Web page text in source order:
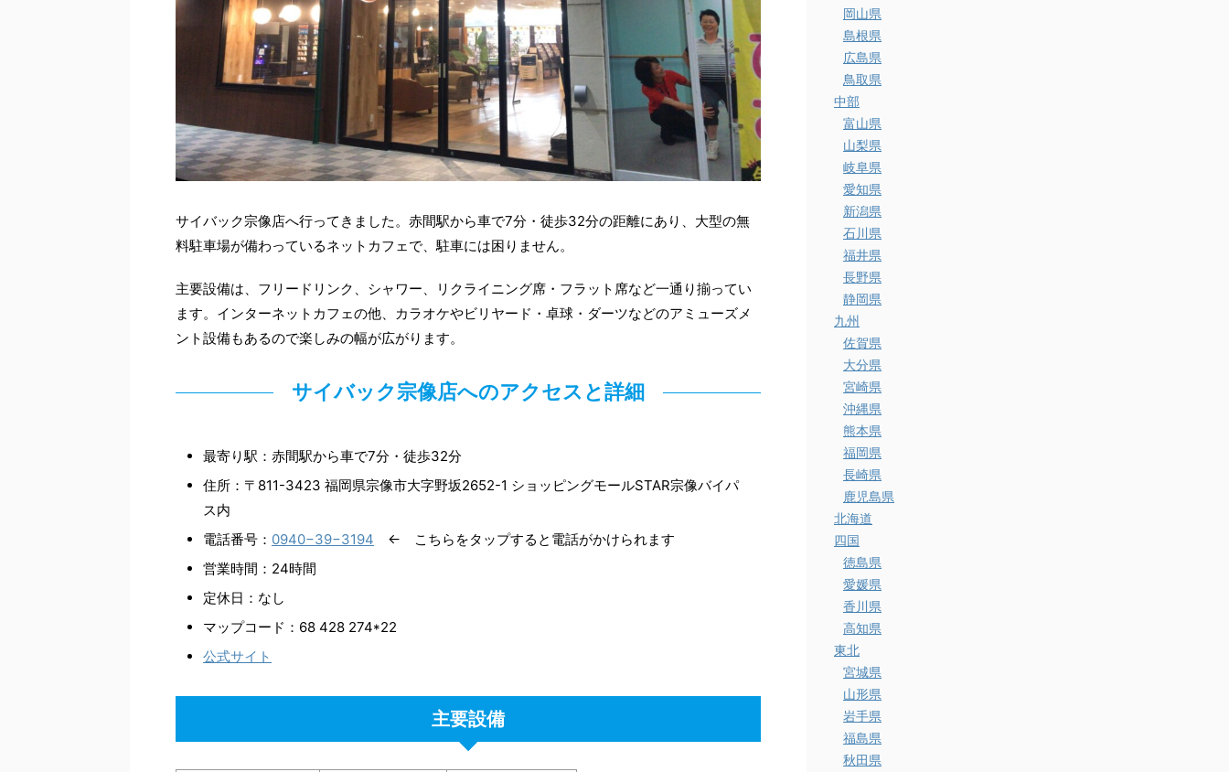
サイバック宗像店へ行ってきました。赤間駅から車で7分・徒歩32分の距離にあり、大型の無
料駐車場が備わっているネットカフェで、駐車には困りません。
主要設備は、フリードリンク、シャワー、リクライニング席・フラット席など一通り揃ってい
ます。インターネットカフェの他、カラオケやビリヤード・卓球・ダーツなどのアミューズメ
ント設備もあるので楽しみの幅が広がります。
サイバック宗像店へのアクセスと詳細
最寄り駅：赤間駅から車で7分・徒歩32分
住所：〒811-3423 福岡県宗像市大字野坂2652-1 ショッピングモールSTAR宗像バイパ
ス内
電話番号： 0940−39−3194 ← こちらをタップすると電話がかけられます
営業時間：24時間
定休日：なし
マップコード：68 428 274*22
公式サイト
主要設備
岡山県
島根県
広島県
鳥取県
中部
富山県
山梨県
岐阜県
愛知県
新潟県
石川県
福井県
長野県
静岡県
九州
佐賀県
大分県
宮崎県
沖縄県
熊本県
福岡県
長崎県
鹿児島県
北海道
四国
徳島県
愛媛県
香川県
高知県
東北
宮城県
山形県
岩手県
福島県
秋田県